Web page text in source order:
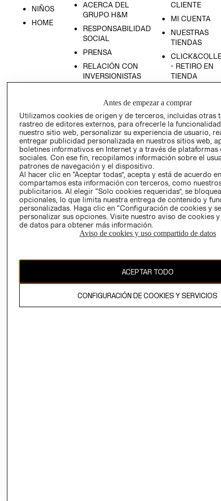
NIÑOS
HOME
ACERCA DEL
GRUPO H&M
RESPONSABILIDAD
SOCIAL
PRENSA
RELACIÓN CON
INVERSIONISTAS
EMPRESARIAL
CLIENTE
MI CUENTA
NUESTRAS
TIENDAS
- RETIRO EN
TIENDA
CONDICIONES
AVISO DE
PRIVACIDAD
GIFT CARD
AVISO DE
COOKIES
Chile ($)
El contenido de esta página web está protegido por copyright y es
propiedad de H&M Hennes & Mauritz AB.
Antes de empezar a comprar
Utilizamos cookies de origen y de terceros, incluidas otras
rastreo de editores externos, para ofrecerle la
nuestro sitio web, personalizar su experiencia de usuario,
entregar publicidad personalizada en nuestros sitios web,
boletines informativos en Internet y a través de plataformas
sociales. Con ese fin, recopilamos información sobre el
patrones de navegación y el dispositivo.
Al hacer clic en “Aceptar todas”, acepta y está de acuerdo
compartamos esta información con terceros, como
publicitarios. Al elegir “Solo cookies requeridas”, se
opcionales, lo que limita nuestra entrega de contenido y
personalizadas. Haga clic en “Configuración de cookies y
personalizar sus opciones. Visite nuestro aviso de cookies
de datos para obtener más información.
Aviso de cookies y uso compartido de datos
ACEPTAR TODO
CONFIGURACIÓN DE COOKIES Y SERVICIOS